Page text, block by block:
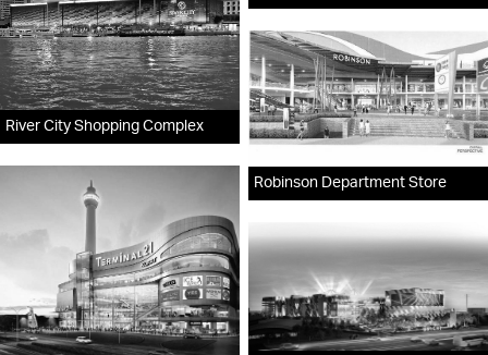
River City Shopping Complex
Robinson Department Store